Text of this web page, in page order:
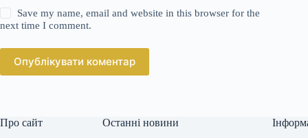
Save my name, email and website in this browser for the
next time I comment.
Опублікувати коментар
Про сайт Останні новини